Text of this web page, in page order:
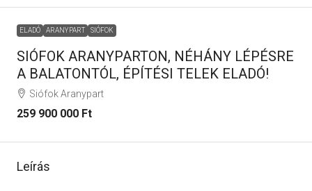
ELADÓ ARANYPART SIÓFOK
SIÓFOK ARANYPARTON, NÉHÁNY LÉPÉSRE
A BALATONTÓL, ÉPÍTÉSI TELEK ELADÓ!
Siófok Aranypart
259 900 000 Ft
Leírás